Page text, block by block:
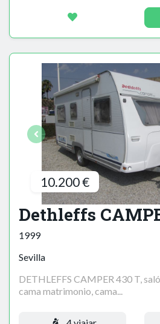
10.200 €
Dethleffs
1999
Sevilla
DETHLEFFS CAMPER 430 T,
cama matrimonio, cama...